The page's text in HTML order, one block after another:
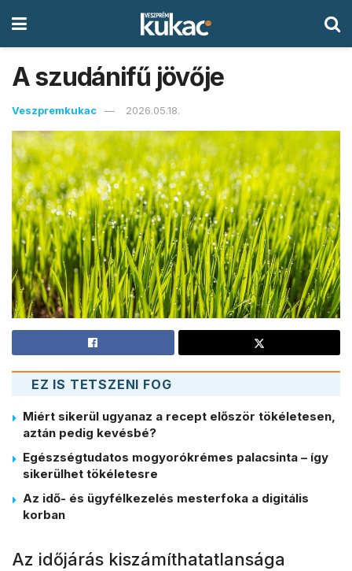
A szudánifű jövője
Veszpremkukac 2026.05.18.
EZ IS TETSZENI FOG
Miért sikerül ugyanaz a recept először tökéletesen,
aztán pedig kevésbé?
Egészségtudatos mogyorókrémes palacsinta – így
sikerülhet tökéletesre
Az idő- és ügyfélkezelés mesterfoka a digitális
korban
Az időjárás kiszámíthatatlansága